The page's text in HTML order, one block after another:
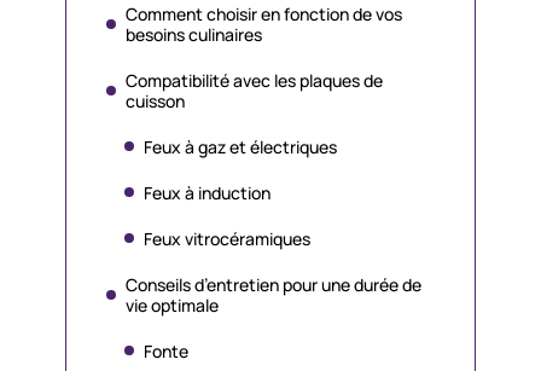
Comment choisir en fonction de vos
besoins culinaires
Compatibilité avec les plaques de
cuisson
Feux à gaz et électriques
Feux à induction
Feux vitrocéramiques
Conseils d’entretien pour une durée de
vie optimale
Fonte